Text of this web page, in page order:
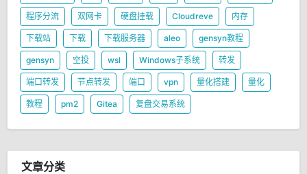
程序分流 双网卡 硬盘挂载 Cloudreve 内存
下载站 下载 下载服务器 aleo gensyn教程
gensyn 空投 wsl Windows子系统 转发
端口转发 节点转发 端口 vpn 量化搭建 量化
教程 pm2 Gitea 复盘交易系统
文章分类